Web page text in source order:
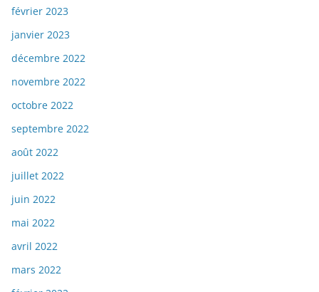
février 2023
janvier 2023
décembre 2022
novembre 2022
octobre 2022
septembre 2022
août 2022
juillet 2022
juin 2022
mai 2022
avril 2022
mars 2022